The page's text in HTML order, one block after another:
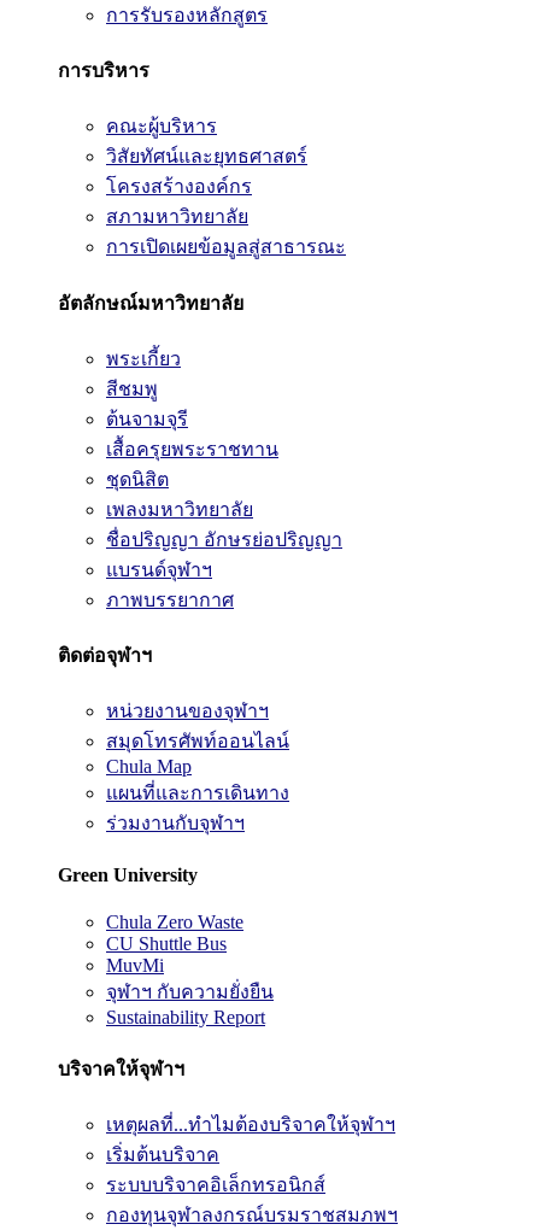
การรับรองหลักสูตร
การบริหาร
คณะผู้บริหาร
วิสัยทัศน์และยุทธศาสตร์
โครงสร้างองค์กร
สภามหาวิทยาลัย
การเปิดเผยข้อมูลสู่สาธารณะ
อัตลักษณ์มหาวิทยาลัย
พระเกี้ยว
สีชมพู
ต้นจามจุรี
เสื้อครุยพระราชทาน
ชุดนิสิต
เพลงมหาวิทยาลัย
ชื่อปริญญา อักษรย่อปริญญา
แบรนด์จุฬาฯ
ภาพบรรยากาศ
ติดต่อจุฬาฯ
หน่วยงานของจุฬาฯ
สมุดโทรศัพท์ออนไลน์
Chula Map
แผนที่และการเดินทาง
ร่วมงานกับจุฬาฯ
Green University
Chula Zero Waste
CU Shuttle Bus
MuvMi
จุฬาฯ กับความยั่งยืน
Sustainability Report
บริจาคให้จุฬาฯ
เหตุผลที่...ทำไมต้องบริจาคให้จุฬาฯ
เริ่มต้นบริจาค
ระบบบริจาคอิเล็กทรอนิกส์
กองทุนจุฬาลงกรณ์บรมราชสมภพฯ